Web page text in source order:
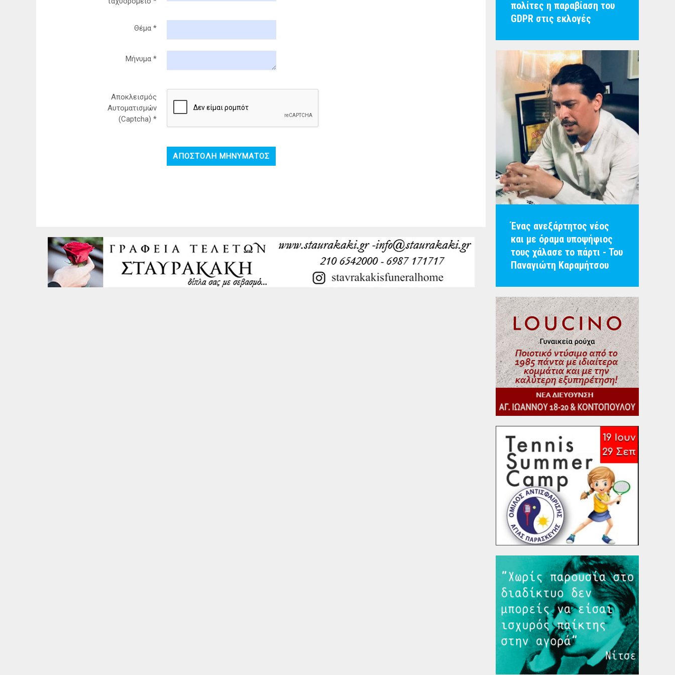
Θέμα *
Μήνυμα *
Αποκλεισμός
Αυτοματισμών
(Captcha) *
ΑΠΟΣΤΟΛΉ ΜΗΝΎΜΑΤΟΣ
πολίτες η παραβίαση του
GDPR στις εκλογές
Ένας ανεξάρτητος νέος
και με όραμα υποψήφιος
τους χάλασε το πάρτι - Του
Παναγιώτη Καραμήτσου